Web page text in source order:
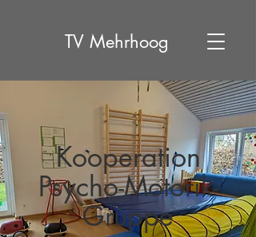
TV Mehrhoog
Kooperation
Psycho-Motorik-
Gruppe